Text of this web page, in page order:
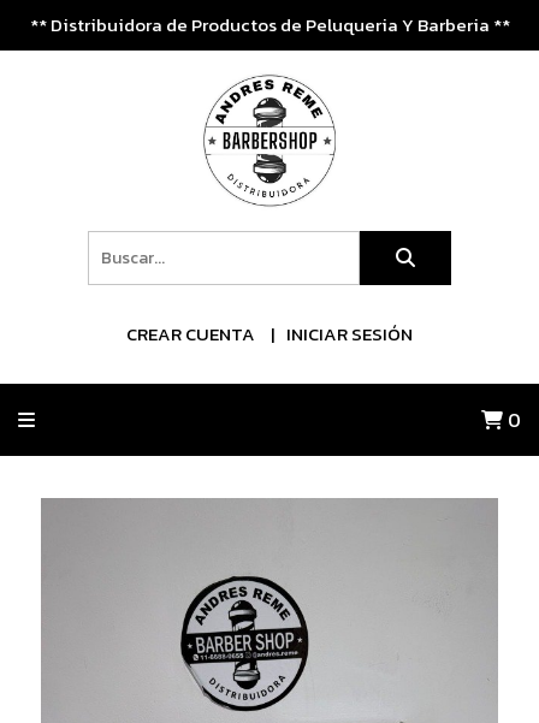
** Distribuidora de Productos de Peluqueria Y Barberia **
CREAR CUENTA INICIAR SESIÓN
0